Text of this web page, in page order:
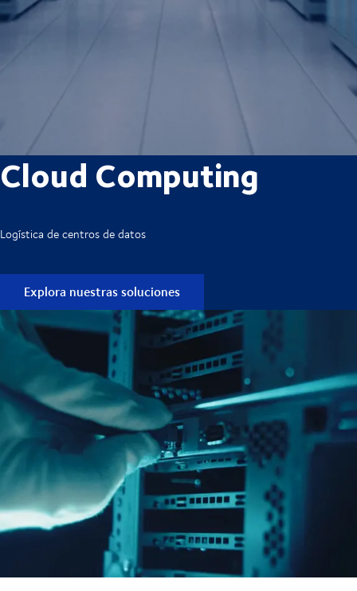
Cloud Computing
Logística de centros de datos
Explora nuestras soluciones